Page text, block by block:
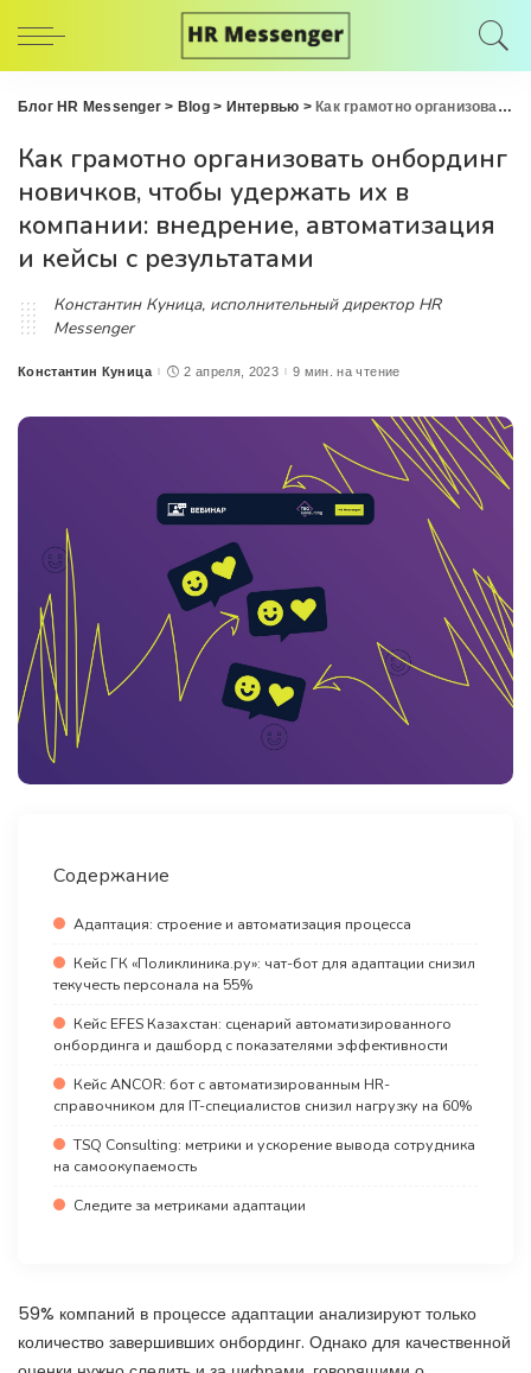
Блог HR Messenger > Blog> Интервью > Как грамотно организовать онбординг новичков, чтобы удержать их в компании: внедрение, автоматизация и кейсы с результатами
Как грамотно организовать онбординг
новичков, чтобы удержать их в
компании: внедрение, автоматизация
и кейсы с результатами
Константин Куница, исполнительный директор HR
Messenger
Posted
Константин Куница 2 апреля, 2023 9 мин. на чтение
Содержание
Адаптация: строение и автоматизация процесса
Кейс ГК «Поликлиника.ру»: чат-бот для адаптации снизил
текучесть персонала на 55%
Кейс EFES Казахстан: сценарий автоматизированного
онбординга и дашборд с показателями эффективности
Кейс ANCOR: бот с автоматизированным HR-
справочником для IT-специалистов снизил нагрузку на 60%
TSQ Consulting: метрики и ускорение вывода сотрудника
на самоокупаемость
Следите за метриками адаптации
59% компаний в процессе адаптации анализируют только
количество завершивших онбординг. Однако для качественной